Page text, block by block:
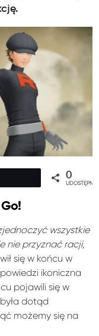
0
Go!
wszystkie
nie przyznać racji,
się w końcu w
ikoniczna
pojawili się w
dotąd
możemy się na